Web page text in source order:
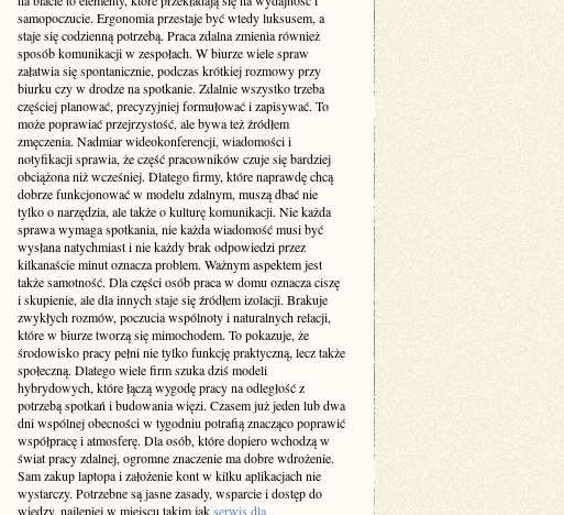
samopoczucie. Ergonomia przestaje być wtedy luksusem, a
staje się codzienną potrzebą. Praca zdalna zmienia również
sposób komunikacji w zespołach. W biurze wiele spraw
załatwia się spontanicznie, podczas krótkiej rozmowy przy
biurku czy w drodze na spotkanie. Zdalnie wszystko trzeba
częściej planować, precyzyjniej formułować i zapisywać. To
może poprawiać przejrzystość, ale bywa też źródłem
zmęczenia. Nadmiar wideokonferencji, wiadomości i
notyfikacji sprawia, że część pracowników czuje się bardziej
obciążona niż wcześniej. Dlatego firmy, które naprawdę chcą
dobrze funkcjonować w modelu zdalnym, muszą dbać nie
tylko o narzędzia, ale także o kulturę komunikacji. Nie każda
sprawa wymaga spotkania, nie każda wiadomość musi być
wysłana natychmiast i nie każdy brak odpowiedzi przez
kilkanaście minut oznacza problem. Ważnym aspektem jest
także samotność. Dla części osób praca w domu oznacza ciszę
i skupienie, ale dla innych staje się źródłem izolacji. Brakuje
zwykłych rozmów, poczucia wspólnoty i naturalnych relacji,
które w biurze tworzą się mimochodem. To pokazuje, że
środowisko pracy pełni nie tylko funkcję praktyczną, lecz także
społeczną. Dlatego wiele firm szuka dziś modeli
hybrydowych, które łączą wygodę pracy na odległość z
potrzebą spotkań i budowania więzi. Czasem już jeden lub dwa
dni wspólnej obecności w tygodniu potrafią znacząco poprawić
współpracę i atmosferę. Dla osób, które dopiero wchodzą w
świat pracy zdalnej, ogromne znaczenie ma dobre wdrożenie.
Sam zakup laptopa i założenie kont w kilku aplikacjach nie
wystarczy. Potrzebne są jasne zasady, wsparcie i dostęp do
wiedzy, najlepiej w miejscu takim jakserwis dla